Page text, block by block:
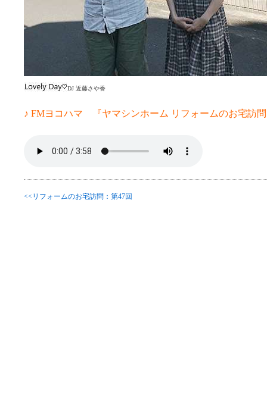
DJ 近藤さや香
♪ FMヨコハマ 『ヤマシンホーム リフォームのお宅訪
<<リフォームのお宅訪問：第47回